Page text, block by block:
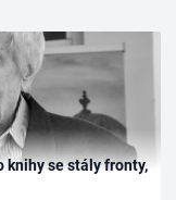
knihy se stály fronty,